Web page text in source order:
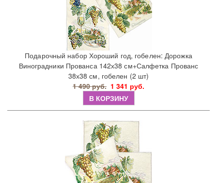
Подарочный набор Хороший год, гобелен: Дорожка
Виноградники Прованса 142х38 см+Салфетка Прованс
38х38 см, гобелен (2 шт)
1 490 руб. 1 341 руб.
В КОРЗИНУ